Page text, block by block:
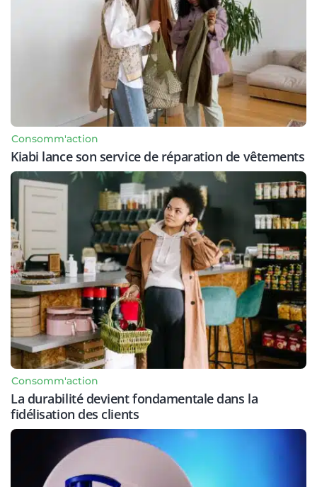
Consomm'action
Kiabi lance son service de réparation de vêtements
Consomm'action
La durabilité devient fondamentale dans la
fidélisation des clients